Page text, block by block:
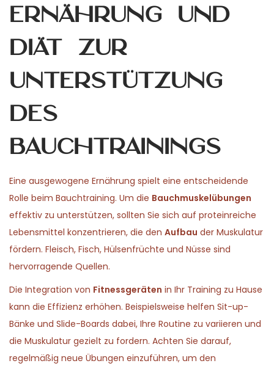
Ernährung und
Diät zur
Unterstützung
des
Bauchtrainings
Eine ausgewogene Ernährung spielt eine entscheidende
Rolle beim Bauchtraining. Um die Bauchmuskelübungen
effektiv zu unterstützen, sollten Sie sich auf proteinreiche
Lebensmittel konzentrieren, die den Aufbau der Muskulatur
fördern. Fleisch, Fisch, Hülsenfrüchte und Nüsse sind
hervorragende Quellen.
Die Integration von Fitnessgeräten in Ihr Training zu Hause
kann die Effizienz erhöhen. Beispielsweise helfen Sit-up-
Bänke und Slide-Boards dabei, Ihre Routine zu variieren und
die Muskulatur gezielt zu fordern. Achten Sie darauf,
regelmäßig neue Übungen einzuführen, um den